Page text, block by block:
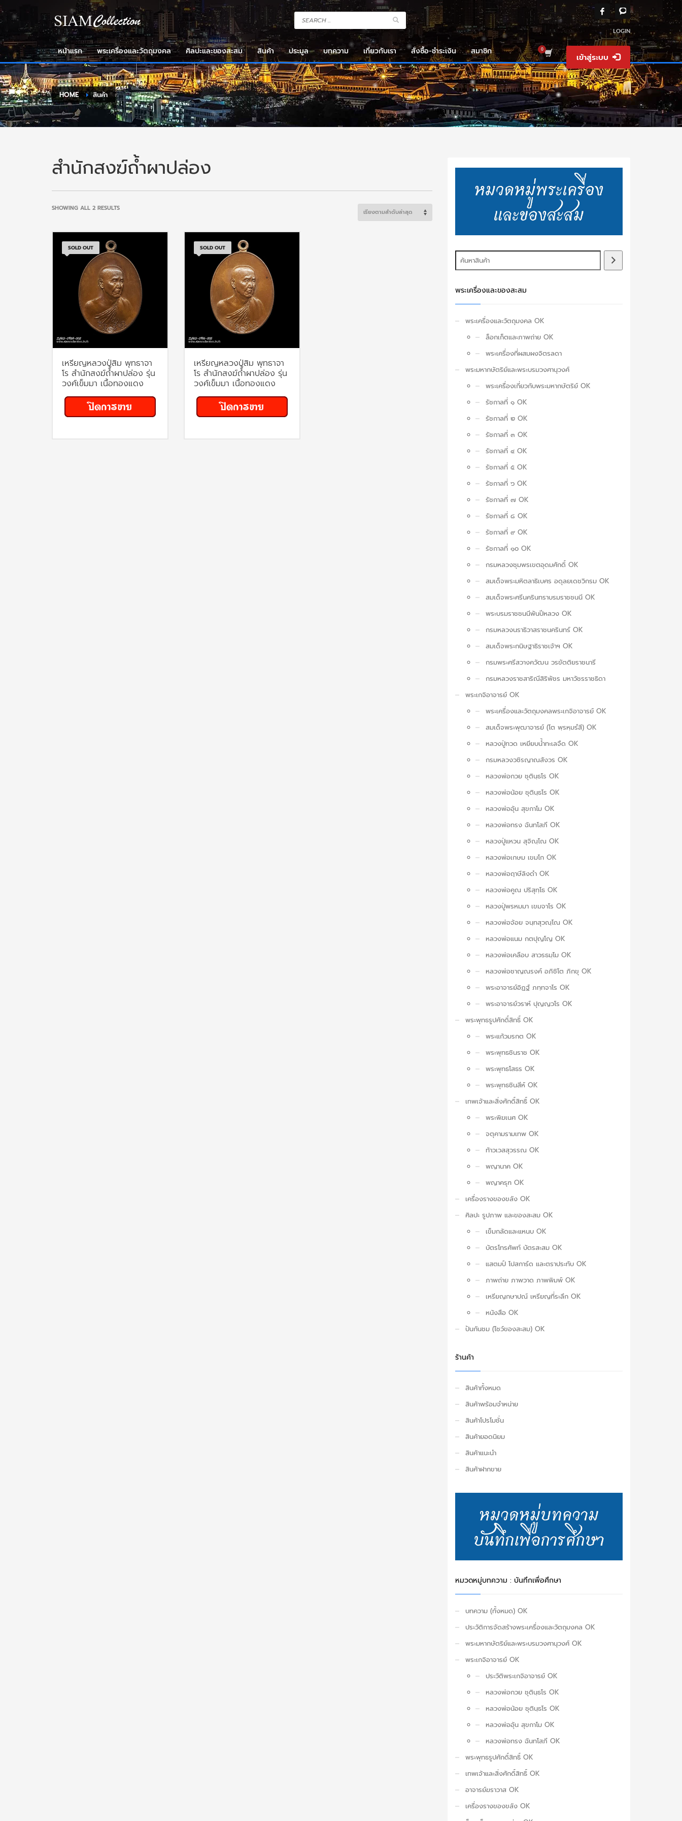
LOGIN
หน้าแรก พระเครื่องและวัตถุมงคล ศิลปะและของสะสม สินค้า ประมูล บทความ เกี่ยวกับเรา สั่งซื้อ-ชำระเงิน สมาชิก
เข้าสู่ระบบ
HOME สินค้า
สำนักสงฆ์ถ้ำผาปล่อง
SHOWING ALL 2 RESULTSSORTED
SOLD OUT
เหรียญหลวงปู่สิม พุทธาจา
โร สำนักสงฆ์ถ้ำผาปล่อง รุ่น
วงศ์เข็มมา เนื้อทองแดง
SOLD OUT
เหรียญหลวงปู่สิม พุทธาจา
โร สำนักสงฆ์ถ้ำผาปล่อง รุ่น
วงศ์เข็มมา เนื้อทองแดง
พระเครื่องและของสะสม
พระเครื่องและวัตถุมงคล OK
ล็อกเก็ตและภาพถ่าย OK
พระเครื่องที่ผสมผงจิตรลดา
พระมหากษัตริย์และพระบรมวงศานุวงศ์
พระเครื่องเกี่ยวกับพระมหากษัตริย์ OK
รัชกาลที่ ๑ OK
รัชกาลที่ ๒ OK
รัชกาลที่ ๓ OK
รัชกาลที่ ๔ OK
รัชกาลที่ ๕ OK
รัชกาลที่ ๖ OK
รัชกาลที่ ๗ OK
รัชกาลที่ ๘ OK
รัชกาลที่ ๙ OK
รัชกาลที่ ๑๐ OK
กรมหลวงชุมพรเขตอุดมศักดิ์ OK
สมเด็จพระมหิตลาธิเบศร อดุลยเดชวิกรม OK
สมเด็จพระศรีนครินทราบรมราชชนนี OK
พระบรมราชชนนีพันปีหลวง OK
กรมหลวงนราธิวาสราชนครินทร์ OK
สมเด็จพระกนิษฐาธิราชเจ้าฯ OK
กรมพระศรีสวางควัฒน วรขัตติยราชนารี
กรมหลวงราชสาริณีสิริพัชร มหาวัชรราชธิดา
พระเกจิอาจารย์ OK
พระเครื่องและวัตถุมงคลพระเกจิอาจารย์ OK
สมเด็จพระพุฒาจารย์ (โต พฺรหฺมรํสี) OK
หลวงปู่ทวด เหยียบน้ำทะเลจืด OK
กรมหลวงวชิรญาณสังวร OK
หลวงพ่อกวย ชุตินฺธโร OK
หลวงพ่อน้อย ชุตินฺธโร OK
หลวงพ่ออุ้น สุขกาโม OK
หลวงพ่อทรง ฉันทโสภี OK
หลวงปู่แหวน สุจิณฺโณ OK
หลวงพ่อเกษม เขมโก OK
หลวงพ่อฤาษีลิงดำ OK
หลวงพ่อคูณ ปริสุทฺโธ OK
หลวงปู่พรหมมา เขมจาโร OK
หลวงพ่อจ้อย จนฺทสุวณฺโณ OK
หลวงพ่อแนม กตปุญโญ OK
หลวงพ่อเคลือบ สาวรธมฺโม OK
หลวงพ่อชาญณรงค์ อภิชิโต ภิกขุ OK
พระอาจารย์อิฏฐ์ ภทฺทจาโร OK
พระอาจารย์วราห์ ปุญญวโร OK
พระพุทธรูปศักดิ์สิทธิ์ OK
พระแก้วมรกต OK
พระพุทธชินราช OK
พระพุทธโสธร OK
พระพุทธชินสีห์ OK
เทพเจ้าและสิ่งศักดิ์สิทธิ์ OK
พระพิฆเนศ OK
จตุคามรามเทพ OK
ท้าวเวสสุวรรณ OK
พญานาค OK
พญาครุฑ OK
เครื่องรางของขลัง OK
ศิลปะ รูปภาพ และของสะสม OK
เข็มกลัดและแหนบ OK
บัตรโทรศัพท์ บัตรสะสม OK
แสตมป์ โปสการ์ด และตราประทับ OK
ภาพถ่าย ภาพวาด ภาพพิมพ์ OK
เหรียญกษาปณ์ เหรียญที่ระลึก OK
หนังสือ OK
ปันกันชม (โชว์ของสะสม) OK
ร้านค้า
สินค้าทั้งหมด
สินค้าพร้อมจำหน่าย
สินค้าโปรโมชั่น
สินค้ายอดนิยม
สินค้าแนะนำ
สินค้าฝากขาย
หมวดหมู่บทความ : บันทึกเพื่อศึกษา
บทความ (ทั้งหมด) OK
ประวัติการจัดสร้างพระเครื่องและวัตถุมงคล OK
พระมหากษัตริย์และพระบรมวงศานุวงศ์ OK
พระเกจิอาจารย์ OK
ประวัติพระเกจิอาจารย์ OK
หลวงพ่อกวย ชุตินฺธโร OK
หลวงพ่อน้อย ชุตินฺธโร OK
หลวงพ่ออุ้น สุขกาโม OK
หลวงพ่อทรง ฉันทโสภี OK
พระพุทธรูปศักดิ์สิทธิ์ OK
เทพเจ้าและสิ่งศักดิ์สิทธิ์ OK
อาจารย์ฆราวาส OK
เครื่องรางของขลัง OK